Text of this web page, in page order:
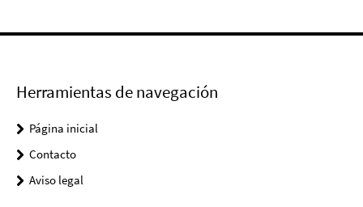
Herramientas de navegación
Página inicial
Contacto
Aviso legal